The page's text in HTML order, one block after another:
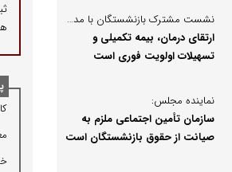
نشست مشترک بازنشستگان با مدیران تأمین‌اجتماعی؛
ارتقای درمان، بیمه تکمیلی و
تسهیلات اولویت فوری است
نماینده مجلس:
سازمان تأمین اجتماعی ملزم به
صیانت از حقوق بازنشستگان است